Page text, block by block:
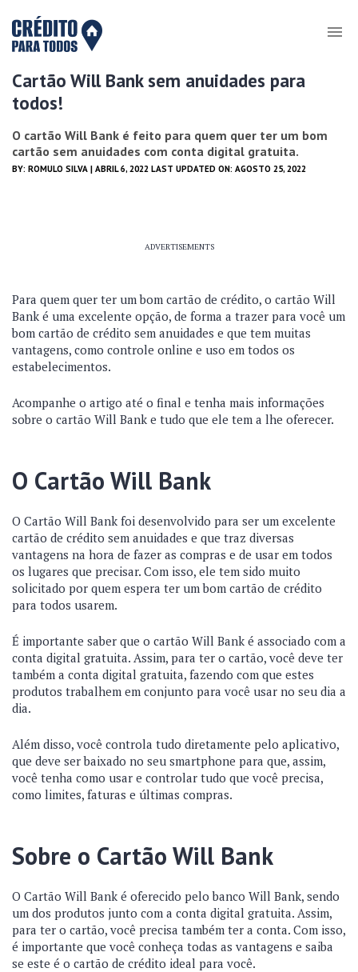
Cartão Will Bank sem anuidades para
todos!
O cartão Will Bank é feito para quem quer ter um bom
cartão sem anuidades com conta digital gratuita.
BY: ROMULO SILVA | ABRIL 6, 2022 LAST UPDATED ON: AGOSTO 25, 2022
ADVERTISEMENTS
Para quem quer ter um bom cartão de crédito, o cartão Will
Bank é uma excelente opção, de forma a trazer para você um
bom cartão de crédito sem anuidades e que tem muitas
vantagens, como controle online e uso em todos os
estabelecimentos.
Acompanhe o artigo até o final e tenha mais informações
sobre o cartão Will Bank e tudo que ele tem a lhe oferecer.
O Cartão Will Bank
O Cartão Will Bank foi desenvolvido para ser um excelente
cartão de crédito sem anuidades e que traz diversas
vantagens na hora de fazer as compras e de usar em todos
os lugares que precisar. Com isso, ele tem sido muito
solicitado por quem espera ter um bom cartão de crédito
para todos usarem.
É importante saber que o cartão Will Bank é associado com a
conta digital gratuita. Assim, para ter o cartão, você deve ter
também a conta digital gratuita, fazendo com que estes
produtos trabalhem em conjunto para você usar no seu dia a
dia.
Além disso, você controla tudo diretamente pelo aplicativo,
que deve ser baixado no seu smartphone para que, assim,
você tenha como usar e controlar tudo que você precisa,
como limites, faturas e últimas compras.
Sobre o Cartão Will Bank
O Cartão Will Bank é oferecido pelo banco Will Bank, sendo
um dos produtos junto com a conta digital gratuita. Assim,
para ter o cartão, você precisa também ter a conta. Com isso,
é importante que você conheça todas as vantagens e saiba
se este é o cartão de crédito ideal para você.